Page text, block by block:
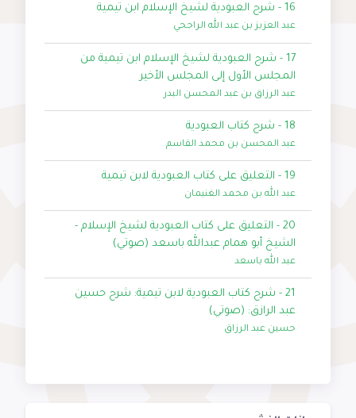
16 - شرح العبودية لشيخ الإسلام ابن تيمية
عبد العزيز بن عبد الله الراجحي
17 - شرح العبودية لشيخ الإسلام ابن تيمية من
المجلس الأول إلى المجلس الأخير
عبد الرزاق بن عبد المحسن البدر
18 - شرح كتاب العبودية
عبد المحسن بن محمد القاسم
19 - التعليق على كتاب العبودية لابن تيمية
عبد الله بن محمد الغنيمان
20 - التعليق على كتاب العبودية لشيخ الإسلام -
الشيخ أبو همام عبدالله باسعد (صوتي)
عبد الله باسعد
21 - شرح كتاب العبودية لابن تيمية: شرح حسين
عبد الرازق: (صوتي)
حسين عبد الرزاق